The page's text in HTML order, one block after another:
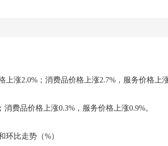
涨2.0%；消费品价格上涨2.7%，服务价格上
费品价格上涨0.3%，服务价格上涨0.9%。
环比走势（%）